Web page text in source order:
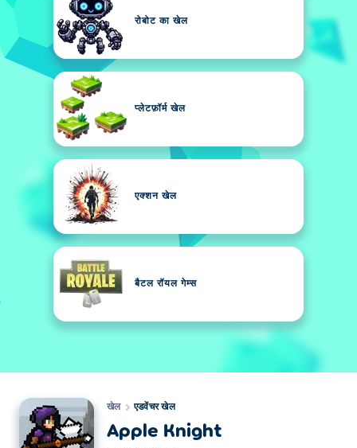
रोबोट का खेल
प्लेटफ़ॉर्म खेल
एक्शन खेल
बैटल रॉयल गेम्स
खेल एडवेंचर खेल
Apple Knight